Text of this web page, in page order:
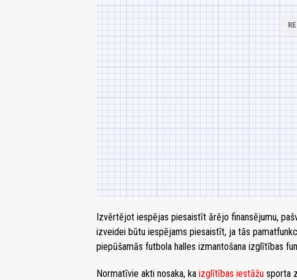
Izvērtējot iespējas piesaistīt ārējo finansējumu,
izveidei būtu iespējams piesaistīt, ja tās
piepūšamās futbola halles izmantošana izglītības
Normatīvie akti nosaka, ka izglītības iestāžu sporta